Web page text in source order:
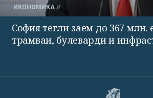
ИКОНОМИКА
София тегли заем до 367 млн.
трамваи, булеварди и